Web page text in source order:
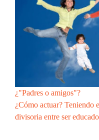
¿"Padres o amigos"?
¿Cómo actuar?
divisoria entre ser